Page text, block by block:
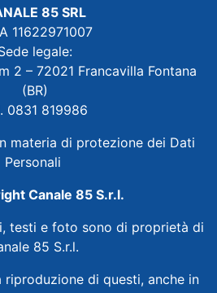
85 SRL
11622971007
legale:
2 – 72021 Francavilla Fontana
(BR)
0831 819986
materia di protezione dei Dati
Personali
Canale 85 S.r.l.
testi e foto sono di proprietà di
85 S.r.l.
riproduzione di questi, anche in